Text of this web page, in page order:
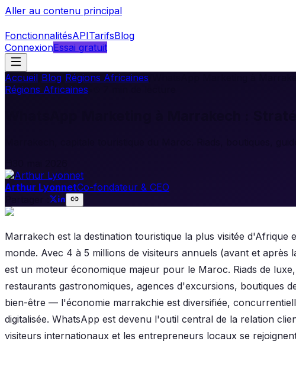
Aller au contenu principal
FonctionnalitésAPITarifsBlog
ConnexionEssai gratuit
Accueil Blog Régions Africaines
Régions Africaines
Marrakech, capitale touristique du Maroc. Riads, boutiques,
Arthur LyonnetCo-fondateur & CEO
Marrakech est la destination touristique la plus visitée d'Afrique
monde. Avec 4 à 5 millions de visiteurs annuels (avant et après
est un moteur économique majeur pour le Maroc. Riads de
restaurants gastronomiques, agences d'excursions, boutiques
bien-être — l'économie marrakchie est diversifiée,
digitalisée. WhatsApp est devenu l'outil central de la relation
visiteurs internationaux et les entrepreneurs locaux se